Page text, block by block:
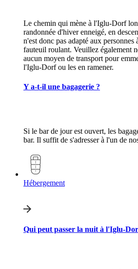
Le chemin qui mène à l'Iglu-Dorf
randonnée d'hiver enneigé, en
n'est donc pas adapté aux
fauteuil roulant. Veuillez également
aucun moyen de transport pour
l'Iglu-Dorf ou les en ramener.
Y a-t-il une bagagerie ?
Si le bar de jour est ouvert, les
bar. Il suffit de s'adresser à l'un de
Hébergement
Qui peut passer la nuit à l'Iglu-